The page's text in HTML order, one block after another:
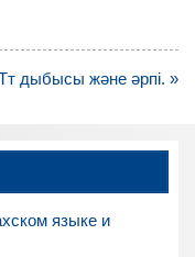
дыбысы және әрпі. »
языке и